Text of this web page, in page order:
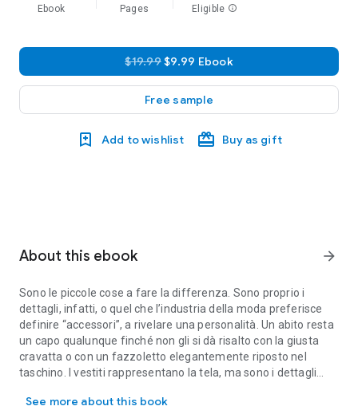
Ebook Pages Eligible info
$19.99$9.99 Ebook
Free sample
Add to wishlist Buy as gift
About this ebook arrow_forward
Sono le piccole cose a fare la differenza. Sono proprio i
dettagli, infatti, o quel che l’industria della moda preferisce
definire “accessori”, a rivelare una personalità. Un abito resta
un capo qualunque finché non gli si dà risalto con la giusta
cravatta o con un fazzoletto elegantemente riposto nel
taschino. I vestiti rappresentano la tela, ma sono i dettagli
all’opera d’arte. In certi mondi lavorativi in cui viene imposto
See more about this book